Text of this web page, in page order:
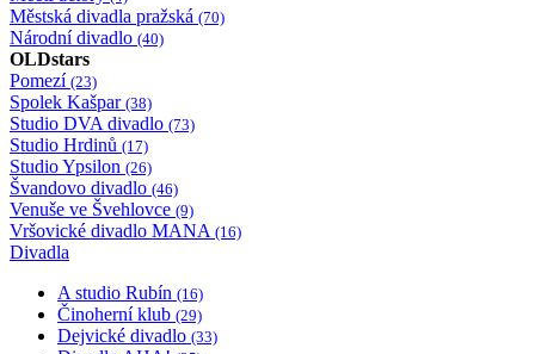
Městská divadla pražská (70)
Národní divadlo (40)
OLDstars
Pomezí (23)
Spolek Kašpar (38)
Studio DVA divadlo (73)
Studio Hrdinů (17)
Studio Ypsilon (26)
Švandovo divadlo (46)
Venuše ve Švehlovce (9)
Vršovické divadlo MANA (16)
Divadla
A studio Rubín (16)
Činoherní klub (29)
Dejvické divadlo (33)